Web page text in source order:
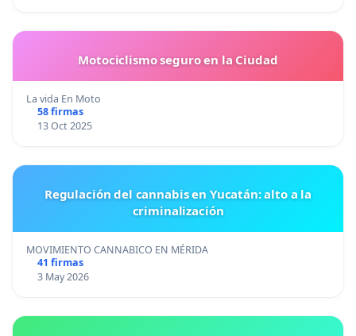
Motociclismo seguro en la Ciudad
La vida En Moto
58 firmas
13 Oct 2025
Regulación del cannabis en Yucatán: alto a la
criminalización
MOVIMIENTO CANNABICO EN MÉRIDA
41 firmas
3 May 2026